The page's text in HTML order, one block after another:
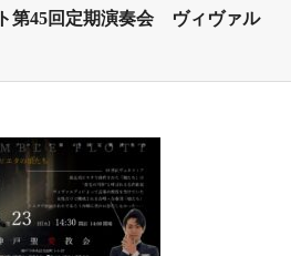
第45回定期演奏会 ヴィヴァル